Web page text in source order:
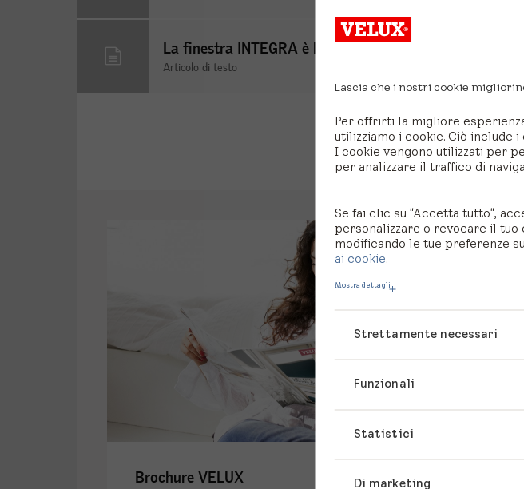
Lascia che i nostri cookie
Per offrirti la migliore
utilizziamo i cookie. Ciò include
I cookie vengono utilizzati per
per analizzare il traffico di
Se fai clic su "Accetta tutto",
personalizzare o revocare il tuo
modificando le tue preferenze
ai cookie.
Mostra dettagli
Strettamente necessari
Funzionali
Statistici
Di marketing
La finestra INTEGRA è bloccata in ventilazione
Articolo di testo
Dal
Brochure VELUX Negozio online